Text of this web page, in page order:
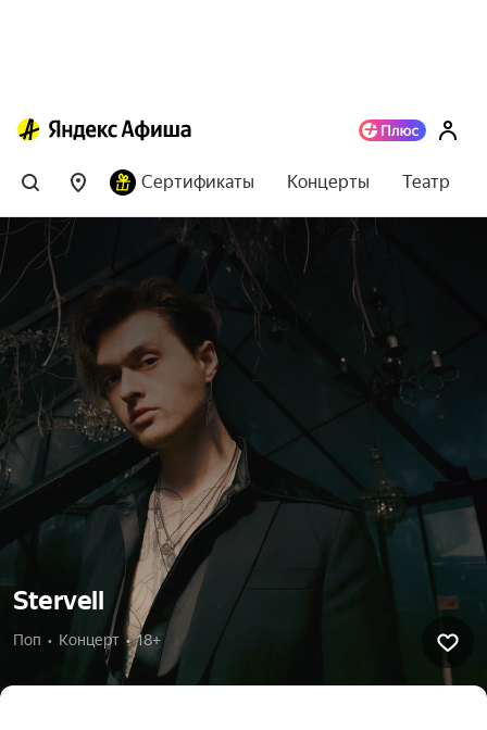
Сертификаты Концерты Театр
Stervell
Поп  •  Концерт  •  18+